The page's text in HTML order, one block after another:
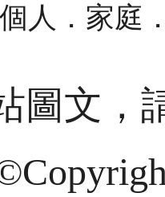
個人．家庭
圖文，